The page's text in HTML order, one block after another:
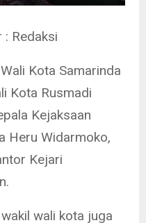
Redaksi
Kota Samarinda
Kota Rusmadi
Kejaksaan
Heru Widarmoko,
Kejari
wali kota juga